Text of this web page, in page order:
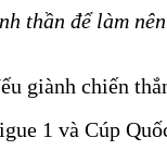
thần để làm
giành chiến
1 và Cúp